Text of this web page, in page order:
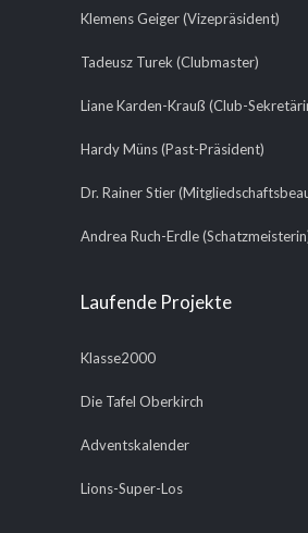
Klemens Geiger (Vizepräsident)
Tadeusz Turek (Clubmaster)
Liane Karden-Krauß (Club-
Hardy Müns (Past-Präsident)
Dr. Rainer Stier
Andrea Ruch-Erdle
Laufende Projekte
Klasse2000
Die Tafel Oberkirch
Adventskalender
Lions-Super-Los